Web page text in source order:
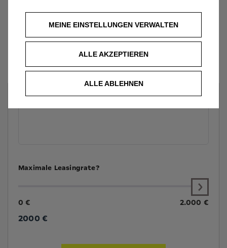
Welches Fahrzeug?
Maximale Leasingrate?
0 € 2.000 €
2000 €
MEINE EINSTELLUNGEN VERWALTEN
ALLE AKZEPTIEREN
ALLE ABLEHNEN